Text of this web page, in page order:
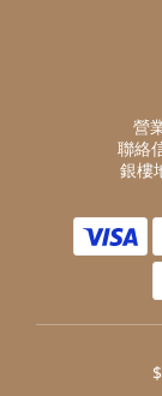
營
聯絡
銀樓
$